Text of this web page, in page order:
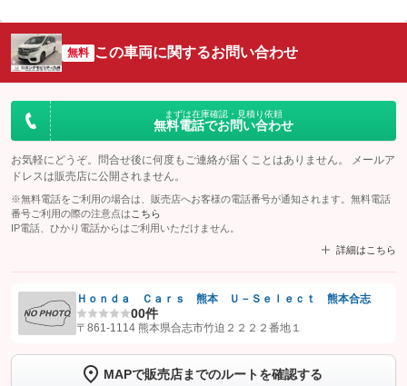
無料 この車両に関するお問い合わせ
まずは在庫確認・見積り依頼
無料電話でお問い合わせ
お気軽にどうぞ。問合せ後に何度もご連絡が届くことはありません。 メールア
ドレスは販売店に公開されません。
※無料電話をご利用の場合は、販売店へお客様の電話番号が通知されます。無料電話
番号ご利用の際の注意点は こちら
IP電話、ひかり電話からはご利用いただけません。
詳細はこちら
【STEP1】
認証画面でグーネットを友だち追加してから「許可する」ボタンを押
トーク画面で
ボタンをタップして問い合わせを
Ｈｏｎｄａ Ｃａｒｓ 熊本 Ｕ－Ｓｅｌｅｃｔ 熊本合志
00件
〒861-1114 熊本県合志市竹迫２２２２番地１
MAPで販売店までのルートを確認する